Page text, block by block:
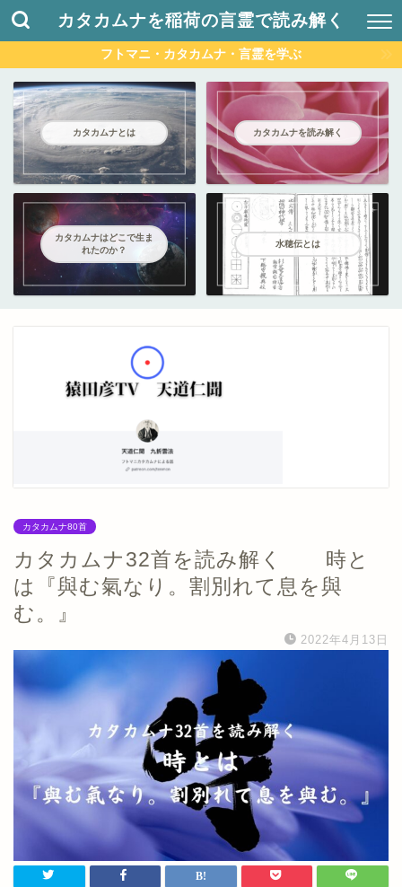
カタカムナを稲荷の言霊で読み解く
フトマニ・カタカムナ・言霊を学ぶ
カタカムナとは カタカムナを読み解く
カタカムナはどこで生ま
れたのか？
水穂伝とは
カタカムナ80首
カタカムナ32首を読み解く 時と
は『與む氣なり。割別れて息を與
む。』
2022年4月13日